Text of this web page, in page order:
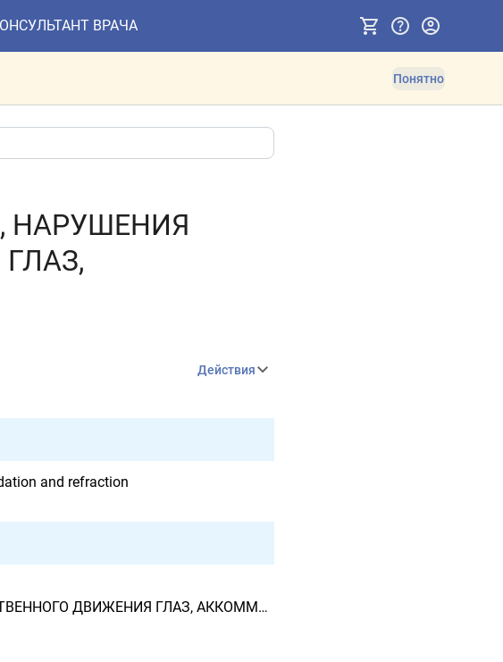
ВРАЧА
Понятно
НАРУШЕНИЯ
Действия
and refraction
ГЛАЗ, АККОММОДАЦИИ И РЕФРАКЦИИ